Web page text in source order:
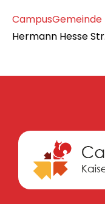
Hermann Hesse